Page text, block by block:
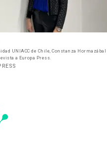
UNIACC de Chile, Constanza Hormazábal
a Europa Press.